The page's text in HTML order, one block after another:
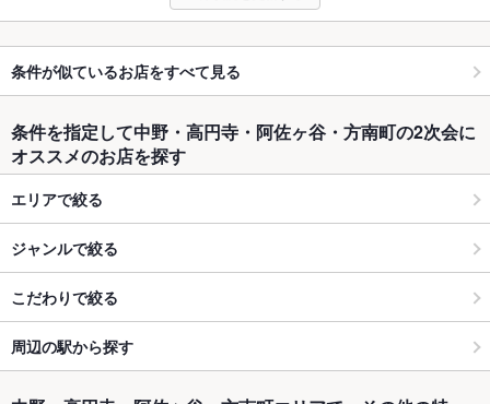
条件が似ているお店をすべて見る
条件を指定して中野・高円寺・阿佐ヶ谷・方南町の2次会に
オススメのお店を探す
エリアで絞る
ジャンルで絞る
こだわりで絞る
周辺の駅から探す